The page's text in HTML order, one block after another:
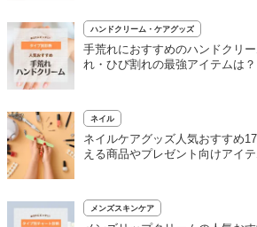
ハンドクリーム・ケアグッズ
手荒れにおすすめのハンドクリ
れ・ひび割れの最強アイテムは？
ネイル
ネイルケアグッズ人気おすすめ
える商品やプレゼント向けアイ
メンズスキンケア